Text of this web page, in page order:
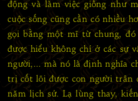
động và làm việc giống như
cuộc sống cũng cần có nhiều
gọi bằng một mĩ từ chung,
được hiểu không chỉ ở các sự
người,... mà nó là định nghĩa
trị cốt lõi được con người trân
năm lịch sử. Lạ lùng thay,